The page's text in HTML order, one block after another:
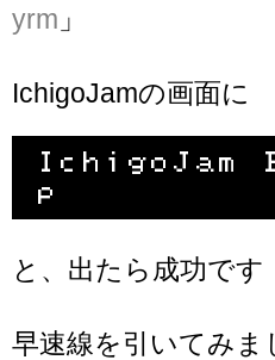
yrm 」
IchigoJamの画面に
と、出たら成功です
早速線を引いてみま